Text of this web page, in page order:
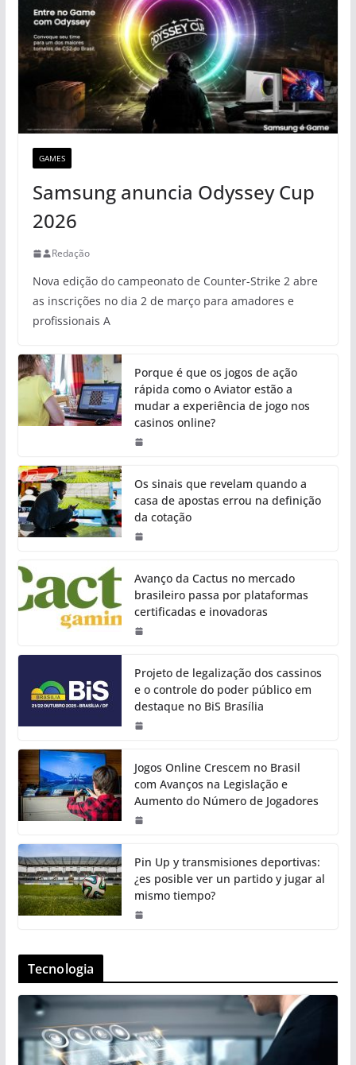
GAMES
Samsung anuncia Odyssey Cup
2026
Redação
Nova edição do campeonato de Counter-Strike 2 abre
as inscrições no dia 2 de março para amadores e
profissionais A
Porque é que os jogos de ação
rápida como o Aviator estão a
mudar a experiência de jogo nos
casinos online?
Os sinais que revelam quando a
casa de apostas errou na definição
da cotação
Avanço da Cactus no mercado
brasileiro passa por plataformas
certificadas e inovadoras
Projeto de legalização dos cassinos
e o controle do poder público em
destaque no BiS Brasília
Jogos Online Crescem no Brasil
com Avanços na Legislação e
Aumento do Número de Jogadores
Pin Up y transmisiones deportivas:
¿es posible ver un partido y jugar al
mismo tiempo?
Tecnologia